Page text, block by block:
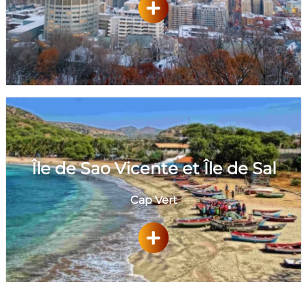
Île de Sao Vicente et Île de Sal
Cap Vert